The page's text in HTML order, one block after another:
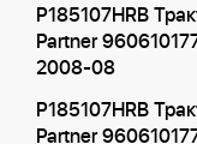
P185107HRB
Partner
2008-08
P185107HRB
Partner